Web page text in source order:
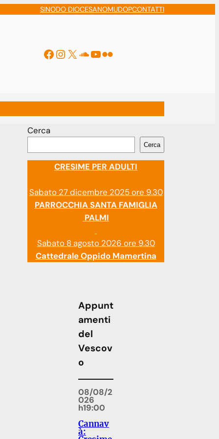
SINODO DIOCESANOMUDOPCONTATTI
Facebook
Instagram
X Soundcloud
YouTube
Flickr
Cerca
Cerca
CRESIME PER ADULTI
Sabato 27 dicembre 2025 ore 9.30
PARROCCHIA SANTA FAMIGLIA
PALMI
Sabato 8 agosto 2026 ore 9.30
Cattedrale Oppido Mamertina
Appunt
amenti
del
Vescov
o
08/08/2
026
h19:00
Cannav
à: